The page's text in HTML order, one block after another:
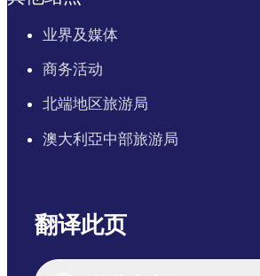
业界及媒体
商务活动
北端地区旅游局
澳大利亞中部旅游局
翻译此页